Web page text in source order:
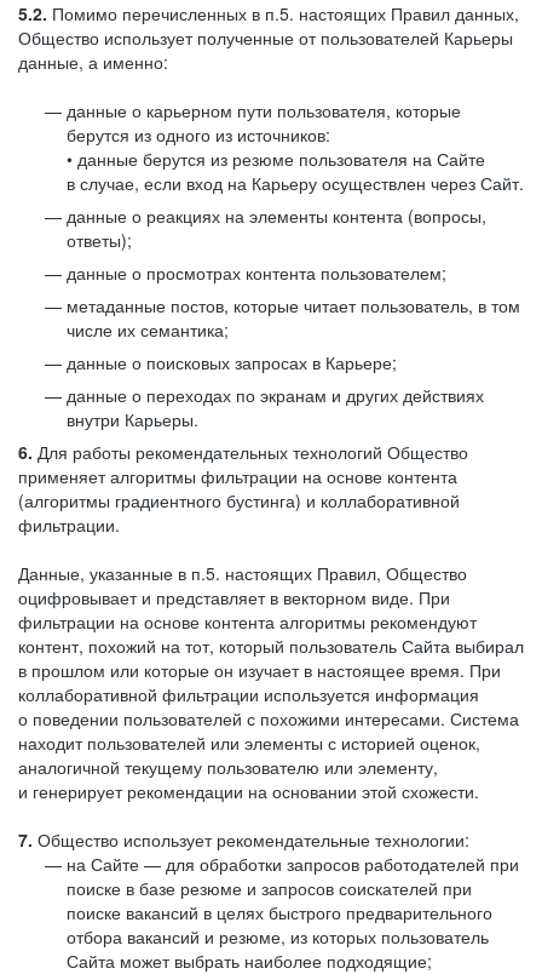
5.2. Помимо перечисленных в п.5. настоящих Правил данных,
Общество использует полученные от пользователей Карьеры
данные, а именно:
данные о карьерном пути пользователя, которые
берутся из одного из источников:
• данные берутся из резюме пользователя на Сайте
в случае, если вход на Карьеру осуществлен через Сайт.
данные о реакциях на элементы контента (вопросы,
ответы);
данные о просмотрах контента пользователем;
метаданные постов, которые читает пользователь, в том
числе их семантика;
данные о поисковых запросах в Карьере;
данные о переходах по экранам и других действиях
внутри Карьеры.
6. Для работы рекомендательных технологий Общество
применяет алгоритмы фильтрации на основе контента
(алгоритмы градиентного бустинга) и коллаборативной
фильтрации.
Данные, указанные в п.5. настоящих Правил, Общество
оцифровывает и представляет в векторном виде. При
фильтрации на основе контента алгоритмы рекомендуют
контент, похожий на тот, который пользователь Сайта выбирал
в прошлом или которые он изучает в настоящее время. При
коллаборативной фильтрации используется информация
о поведении пользователей с похожими интересами. Система
находит пользователей или элементы с историей оценок,
аналогичной текущему пользователю или элементу,
и генерирует рекомендации на основании этой схожести.
7. Общество использует рекомендательные технологии:
на Сайте — для обработки запросов работодателей при
поиске в базе резюме и запросов соискателей при
поиске вакансий в целях быстрого предварительного
отбора вакансий и резюме, из которых пользователь
Сайта может выбрать наиболее подходящие;